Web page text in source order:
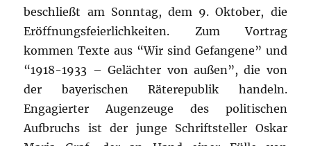
beschließt am Sonntag, dem 9. Oktober, die
Eröffnungsfeierlichkeiten. Zum Vortrag
kommen Texte aus “Wir sind Gefangene” und
“1918-1933 – Gelächter von außen”, die von
der bayerischen Räterepublik handeln.
Engagierter Augenzeuge des politischen
Aufbruchs ist der junge Schriftsteller Oskar